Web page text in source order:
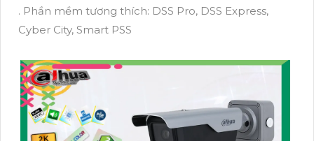
. Phần mềm tương thích: DSS Pro, DSS Express,
Cyber City, Smart PSS